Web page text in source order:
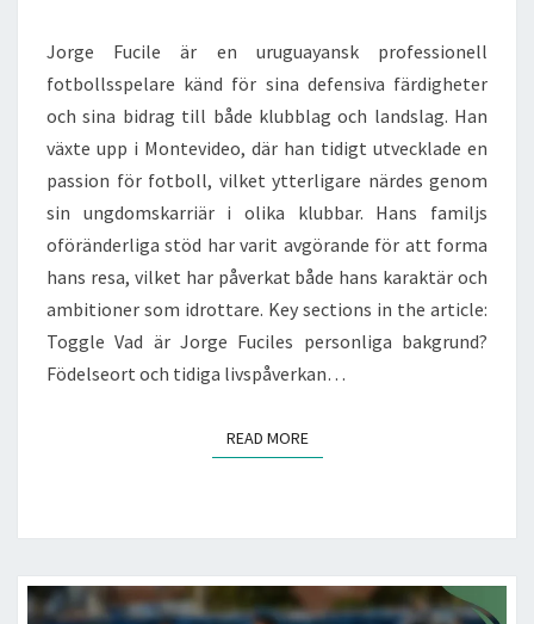
Jorge Fucile är en uruguayansk professionell
fotbollsspelare känd för sina defensiva färdigheter
och sina bidrag till både klubblag och landslag. Han
växte upp i Montevideo, där han tidigt utvecklade en
passion för fotboll, vilket ytterligare närdes genom
sin ungdomskarriär i olika klubbar. Hans familjs
oföränderliga stöd har varit avgörande för att forma
hans resa, vilket har påverkat både hans karaktär och
ambitioner som idrottare. Key sections in the article:
Toggle Vad är Jorge Fuciles personliga bakgrund?
Födelseort och tidiga livspåverkan…
READ MOREREAD MORE